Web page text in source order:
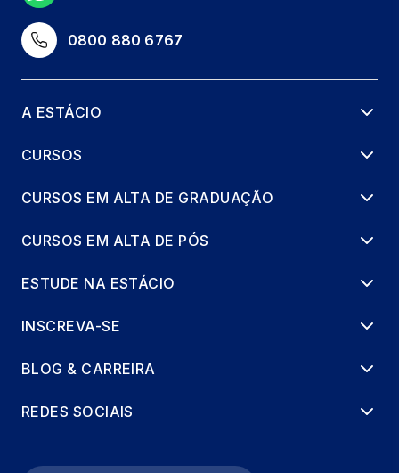
0800 880 6767
A ESTÁCIO
CURSOS
CURSOS EM ALTA DE GRADUAÇÃO
CURSOS EM ALTA DE PÓS
ESTUDE NA ESTÁCIO
INSCREVA-SE
BLOG & CARREIRA
REDES SOCIAIS